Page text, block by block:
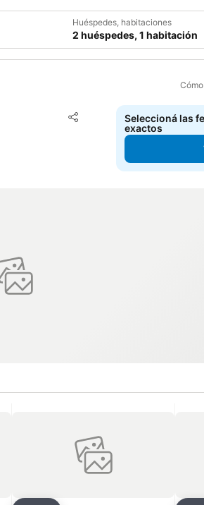
Huéspedes, habitaciones
2 huéspedes, 1 habitación
Compartir
Añadir a favoritos
Seleccioná las
exactos